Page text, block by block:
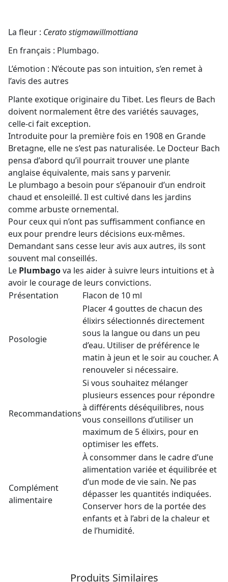
La fleur : Cerato stigmawillmottiana
En français : Plumbago.
L’émotion : N’écoute pas son intuition, s’en remet à
l’avis des autres
Plante exotique originaire du Tibet. Les fleurs de Bach
doivent normalement être des variétés sauvages,
celle-ci fait exception.
Introduite pour la première fois en 1908 en Grande
Bretagne, elle ne s’est pas naturalisée. Le Docteur Bach
pensa d’abord qu’il pourrait trouver une plante
anglaise équivalente, mais sans y parvenir.
Le plumbago a besoin pour s’épanouir d’un endroit
chaud et ensoleillé. Il est cultivé dans les jardins
comme arbuste ornemental.
Pour ceux qui n’ont pas suffisamment confiance en
eux pour prendre leurs décisions eux-mêmes.
Demandant sans cesse leur avis aux autres, ils sont
souvent mal conseillés.
Le Plumbagova les aider à suivre leurs intuitions et à
avoir le courage de leurs convictions.
Présentation
Flacon de 10 ml
Posologie
Placer 4 gouttes de chacun des
élixirs sélectionnés directement
sous la langue ou dans un peu
d’eau. Utiliser de préférence le
matin à jeun et le soir au coucher. A
renouveler si nécessaire.
Recommandations
Si vous souhaitez mélanger
plusieurs essences pour répondre
à différents déséquilibres, nous
vous conseillons d’utiliser un
maximum de 5 élixirs, pour en
optimiser les effets.
Complément
alimentaire
À consommer dans le cadre d’une
alimentation variée et équilibrée et
d’un mode de vie sain. Ne pas
dépasser les quantités indiquées.
Conserver hors de la portée des
enfants et à l’abri de la chaleur et
de l’humidité.
Produits Similaires